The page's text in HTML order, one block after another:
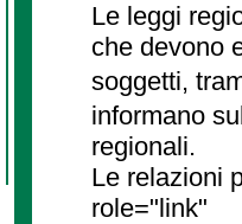
Le leggi
che devono
soggetti,
informano
regionali.
Le relazioni
role="link"